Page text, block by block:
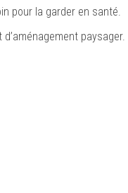
pour la garder en santé.
paysager.